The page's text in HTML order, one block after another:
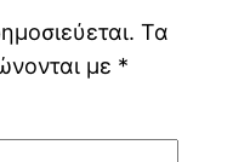
Τα
με *